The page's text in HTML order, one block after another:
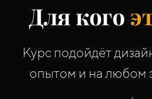
Для кого
Курс подойдёт
опытом и на любом